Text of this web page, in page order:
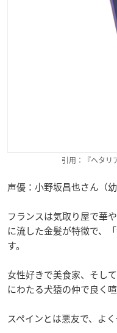
引用：『ヘタリ
声優：小野坂昌也さん（
フランスは気取り屋で華
に流した金髪が特徴で、
す。
女性好きで美食家、そし
にわたる犬猿の仲で良く
スペインとは悪友で、よ